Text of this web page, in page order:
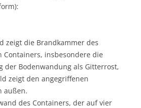
zeigt die Brandkammer des
Containers, insbesondere die
der Bodenwandung als Gitterrost,
zeigt den angegriffenen
außen.
des Containers, der auf vier